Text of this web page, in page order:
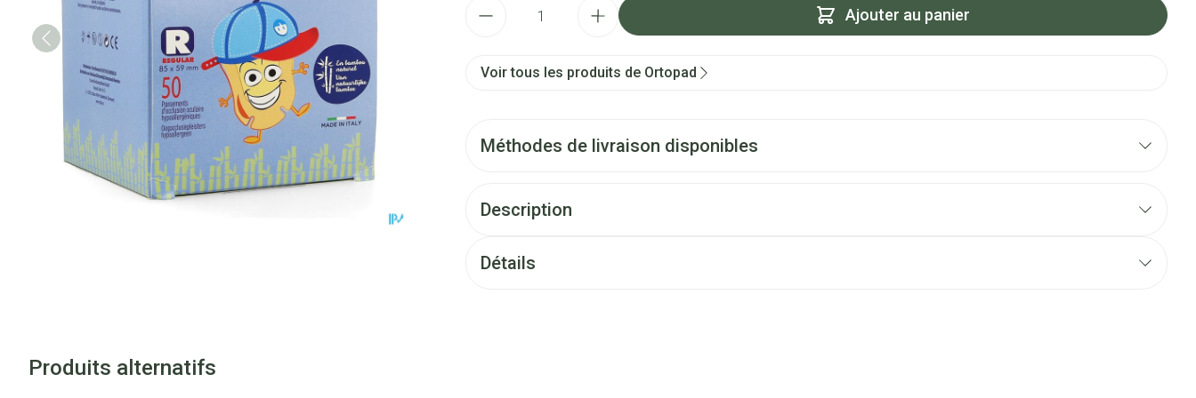
Ajouter au panier
Voir tous les produits de Ortopad
Méthodes de livraison disponibles
Description
Détails
Produits alternatifs